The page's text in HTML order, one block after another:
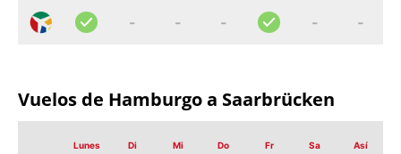
- - - - -
Vuelos de Hamburgoa Saarbrücken
Lunes Di Mi Do Fr Sa Así